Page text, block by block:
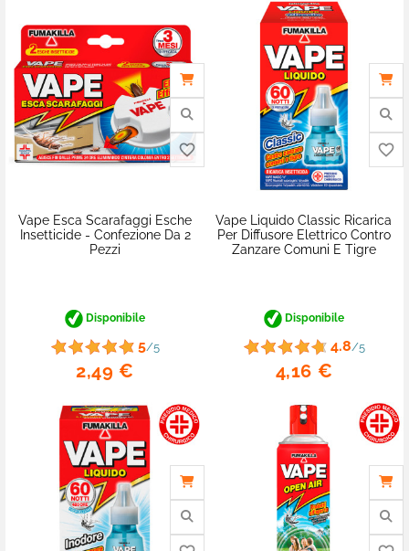
Vape Esca Scarafaggi Esche
Insetticide - Confezione Da 2
Pezzi
Disponibile
5/5
2,49 €
Vape Liquido Classic Ricarica
Per Diffusore Elettrico Contro
Zanzare Comuni E Tigre
Disponibile
4.8/5
4,16 €